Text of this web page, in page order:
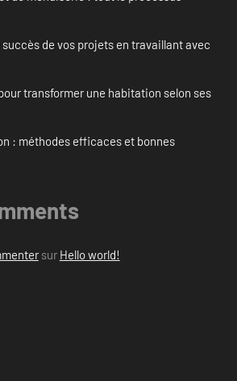
de vos projets en travaillant avec
transformer une habitation selon ses
: méthodes efficaces et bonnes
sur Hello world!